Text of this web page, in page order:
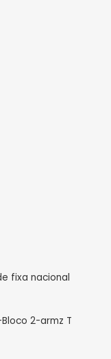
fixa nacional
2-armz T